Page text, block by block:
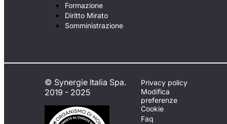
Formazione
Diritto Mirato
Somministrazione
© Synergie Italia Spa.
2019 - 2025
Privacy policy
Modifica
preferenze
Cookie
Faq